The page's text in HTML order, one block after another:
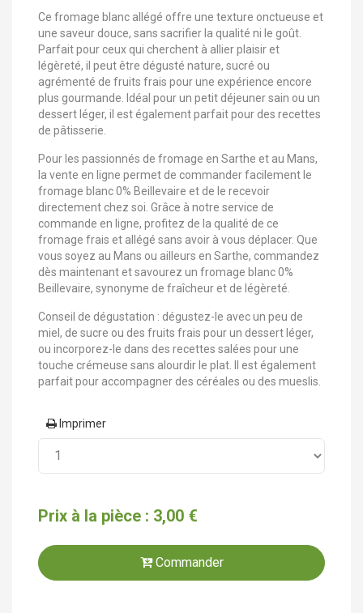
Ce fromage blanc allégé offre une texture onctueuse et
une saveur douce, sans sacrifier la qualité ni le goût.
Parfait pour ceux qui cherchent à allier plaisir et
légèreté, il peut être dégusté nature, sucré ou
agrémenté de fruits frais pour une expérience encore
plus gourmande. Idéal pour un petit déjeuner sain ou un
dessert léger, il est également parfait pour des recettes
de pâtisserie.
Pour les passionnés de fromage en Sarthe et au Mans,
la vente en ligne permet de commander facilement le
fromage blanc 0% Beillevaire et de le recevoir
directement chez soi. Grâce à notre service de
commande en ligne, profitez de la qualité de ce
fromage frais et allégé sans avoir à vous déplacer. Que
vous soyez au Mans ou ailleurs en Sarthe, commandez
dès maintenant et savourez un fromage blanc 0%
Beillevaire, synonyme de fraîcheur et de légèreté.
Conseil de dégustation : dégustez-le avec un peu de
miel, de sucre ou des fruits frais pour un dessert léger,
ou incorporez-le dans des recettes salées pour une
touche crémeuse sans alourdir le plat. Il est également
parfait pour accompagner des céréales ou des mueslis.
Imprimer
Prix à la pièce : 3,00 €
Commander